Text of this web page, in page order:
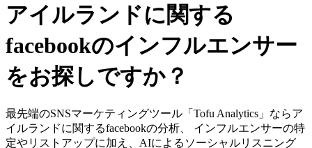
アイルランドに関する
facebookのインフルエンサー
をお探しですか？
最先端のSNSマーケティングツール「Tofu Analytics」ならア
イルランドに関するfacebookの分析、 インフルエンサーの特
定やリストアップに加え、AIによるソーシャルリスニング